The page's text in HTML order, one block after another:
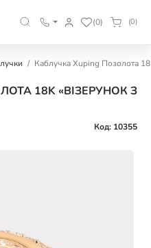
(0) (0)
Каблучка Xuping Позолота
18K «ВІЗЕРУНОК З
Код: 10355